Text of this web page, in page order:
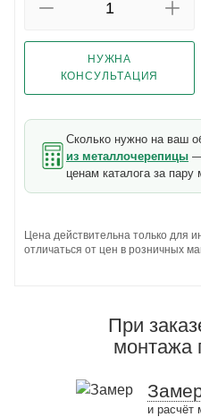
НУЖНА
КОНСУЛЬТАЦИЯ
Сколько нужно на ваш
из металлочерепицы —
ценам каталога за пару
Цена действительна только для
отличаться от цен в розничных
При
монтажа
и расчёт